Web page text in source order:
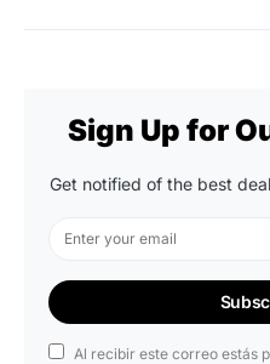
Sign Up for
Get notified of the best
Al recibir este correo estás